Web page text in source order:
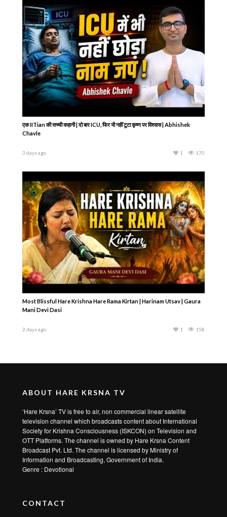
एक IITian की सच्ची कहानी | दो बार ICU, फिर भी नहीं टूटा कृष्ण पर विश्वास | Abhishek
Chavle
3 days ago 170
1
Most Blissful Hare Krishna Hare Rama Kirtan | Harinam Utsav | Gaura
Mani Devi Dasi
2 days ago 158
1
ABOUT HARE KRSNA TV
‘Hare Krsna’ TV is free to air, non commercial linear satellite
television channel which broadcasts content about International
Society for Krishna Consciousness (ISKCON) on Television and
OTT Platforms. The channel is owned by Hare Krsna Content
Broadcast Pvt. Ltd. The channel is licensed by Ministry of
Information and Broadcasting, Government of India.
Genre : Devotional
CONTACT